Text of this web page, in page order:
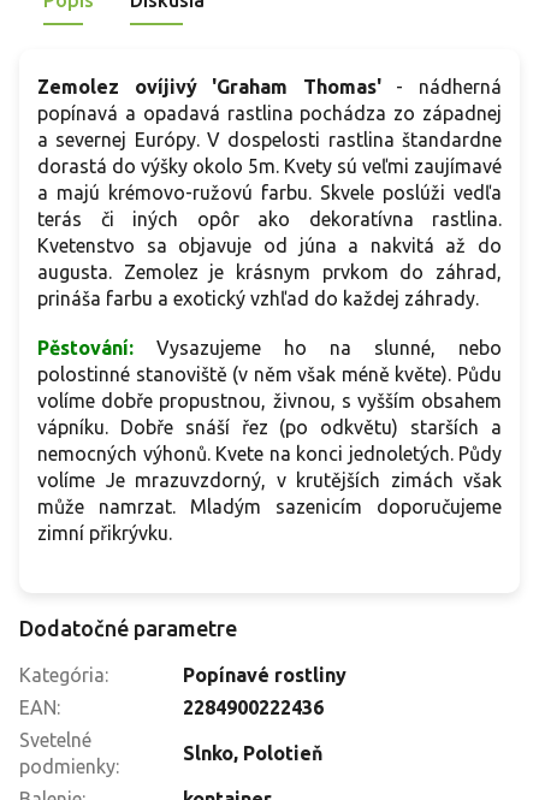
Zemolez ovíjivý 'Graham Thomas'- nádherná
popínavá a opadavá rastlina pochádza zo západnej
a severnej Európy. V dospelosti rastlina štandardne
dorastá do výšky okolo 5m. Kvety sú veľmi zaujímavé
a majú krémovo-ružovú farbu. Skvele poslúži vedľa
terás či iných opôr ako dekoratívna rastlina.
Kvetenstvo sa objavuje od júna a nakvitá až do
augusta. Zemolez je krásnym prvkom do záhrad,
prináša farbu a exotický vzhľad do každej záhrady.
Pěstování: Vysazujeme ho na slunné, nebo
polostinné stanoviště (v něm však méně květe). Půdu
volíme dobře propustnou, živnou, s vyšším obsahem
vápníku. Dobře snáší řez (po odkvětu) starších a
nemocných výhonů. Kvete na konci jednoletých. Půdy
volíme Je mrazuvzdorný, v krutějších zimách však
může namrzat. Mladým sazenicím doporučujeme
zimní přikrývku.
Dodatočné parametre
Kategória:
Popínavé rostliny
EAN:
2284900222436
Svetelné
podmienky:
Slnko, Polotieň